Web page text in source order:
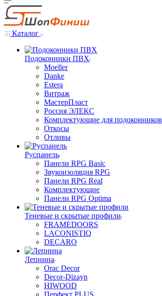
Каталог
Подоконники ПВХ
Moeller
Danke
Estera
Витраж
МастерПласт
Россия ЭЛЕКС
Комплектующие для подоконников
Откосы
Отливы
Руспанель
Панели RPG Basic
Звукоизоляция RPG
Панели RPG Real
Комплектующие
Панели RPG Optima
Теневые и скрытые профили
FRAMEDOORS
LACONISTIQ
DECARO
Лепнина
Orac Decor
Decor-Dizayn
HIWOOD
Перфект PLUS